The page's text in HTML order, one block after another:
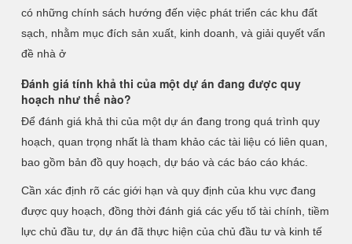
có những chính sách hướng đến việc phát triển các khu đất
sạch, nhằm mục đích sản xuất, kinh doanh, và giải quyết vấn
đề nhà ở
Đánh giá tính khả thi của một dự án đang được quy
hoạch như thế nào?
Để đánh giá khả thi của một dự án đang trong quá trình quy
hoạch, quan trọng nhất là tham khảo các tài liệu có liên quan,
bao gồm bản đồ quy hoạch, dự báo và các báo cáo khác.
Cần xác định rõ các giới hạn và quy định của khu vực đang
được quy hoạch, đồng thời đánh giá các yếu tố tài chính, tiềm
lực chủ đầu tư, dự án đã thực hiện của chủ đầu tư và kinh tế